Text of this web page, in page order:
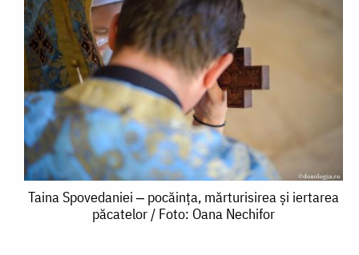
Taina
Spovedaniei
Taina Spovedaniei ‒ pocăința, mărturisirea și iertarea
păcatelor / Foto: Oana Nechifor